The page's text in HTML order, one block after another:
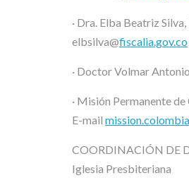
· Dra. Elba Beatriz
elbsilva@fiscalia.gov.co
· Doctor Volmar
· Misión Permanente
E-mail
COORDINACIÓN DE
Iglesia Presbiteriana